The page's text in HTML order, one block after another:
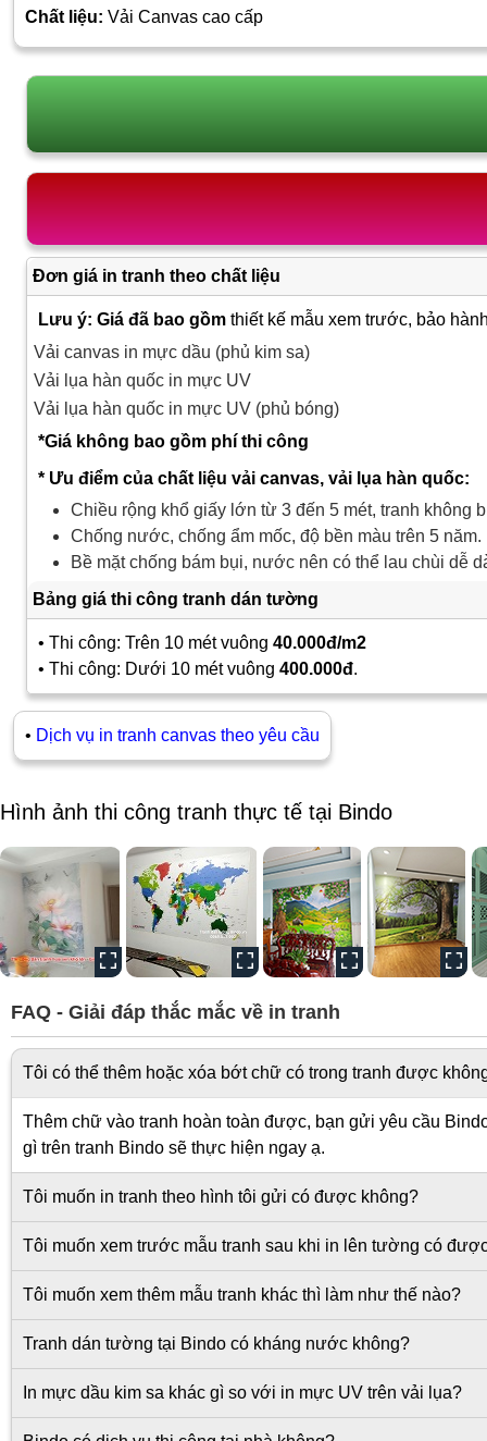
Chất liệu: Vải Canvas cao cấp
Đơn giá in tranh theo chất liệu
Lưu ý: Giá đã bao gồmthiết kế mẫu xem trước, bảo
Vải canvas in mực dầu (phủ kim sa)
Vải lụa hàn quốc in mực UV
Vải lụa hàn quốc in mực UV (phủ bóng)
*Giá không bao gồm phí thi công
* Ưu điểm của chất liệu vải canvas, vải lụa hàn quốc:
Chiều rộng khổ giấy lớn từ 3 đến 5 mét, tranh không
Chống nước, chống ẩm mốc, độ bền màu trên 5 năm.
Bề mặt chống bám bụi, nước nên có thể lau chùi dễ
Bảng giá thi công tranh dán tường
• Thi công: Trên 10 mét vuông 40.000đ/m2
• Thi công: Dưới 10 mét vuông 400.000đ.
• Dịch vụ in tranh canvas theo yêu cầu
Hình ảnh thi công tranh thực tế tại Bindo
FAQ - Giải đáp thắc mắc về in tranh
Tôi có thể thêm hoặc xóa bớt chữ có trong tranh được
Thêm chữ vào tranh hoàn toàn được, bạn gửi yêu cầu
gì trên tranh Bindo sẽ thực hiện ngay ạ.
Tôi muốn in tranh theo hình tôi gửi có được không?
Tôi muốn xem trước mẫu tranh sau khi in lên tường có
Tôi muốn xem thêm mẫu tranh khác thì làm như thế nào?
Tranh dán tường tại Bindo có kháng nước không?
In mực dầu kim sa khác gì so với in mực UV trên vải lụa?